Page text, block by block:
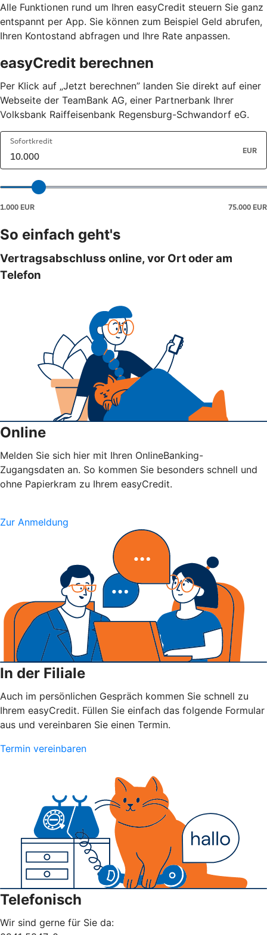
Alle Funktionen rund um Ihren easyCredit steuern Sie ganz
entspannt per App. Sie können zum Beispiel Geld abrufen,
Ihren Kontostand abfragen und Ihre Rate anpassen.
easyCredit berechnen
Per Klick auf „Jetzt berechnen” landen Sie direkt auf einer
Webseite der TeamBank AG, einer Partnerbank Ihrer
Volksbank Raiffeisenbank Regensburg-Schwandorf eG.
So einfach geht's
Vertragsabschluss online, vor Ort oder am
Telefon
Online
Melden Sie sich hier mit Ihren OnlineBanking-
Zugangsdaten an. So kommen Sie besonders schnell und
ohne Papierkram zu Ihrem easyCredit.
Zur Anmeldung
In der Filiale
Auch im persönlichen Gespräch kommen Sie schnell zu
Ihrem easyCredit. Füllen Sie einfach das folgende Formular
aus und vereinbaren Sie einen Termin.
Termin vereinbaren
Telefonisch
Wir sind gerne für Sie da: